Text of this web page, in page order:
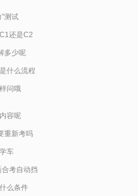
测试
还是C2
多少呢
什么流程
问哦
容呢
重新考吗
车
考自动挡
么条件